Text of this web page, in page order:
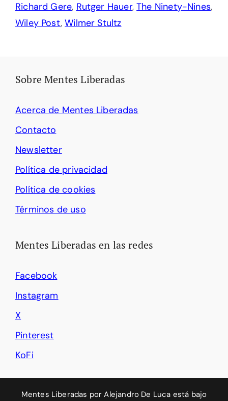
Richard Gere, Rutger Hauer,The Ninety-Nines,
Wiley Post,Wilmer Stultz
Sobre Mentes Liberadas
Acerca de Mentes Liberadas
Contacto
Newsletter
Política de privacidad
Política de cookies
Términos de uso
Mentes Liberadas en las redes
Facebook
Instagram
X
Pinterest
KoFi
Mentes Liberadas porAlejandro De Luca está bajo